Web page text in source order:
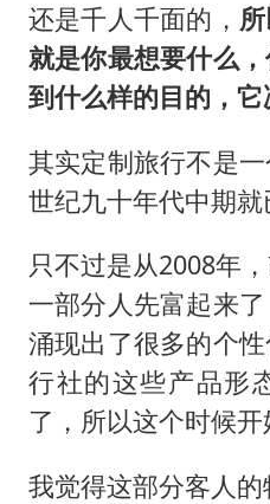
还是千人千面的，
就是你最想要什么
到什么样的目的，它
其实定制旅行不是
世纪九十年代中期就
只不过是从2008年
一部分人先富起来
涌现出了很多的个
行社的这些产品形
了，所以这个时候开
我觉得这部分客人的